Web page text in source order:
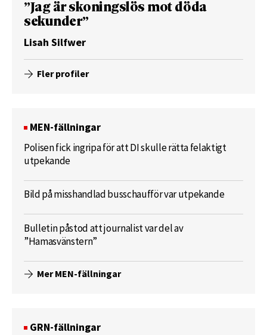
”Jag är skoningslös mot döda
sekunder”
Lisah Silfwer
Fler profiler
MEN-fällningar
Polisen fick ingripa för att DI skulle rätta felaktigt
utpekande
Bild på misshandlad busschaufför var utpekande
Bulletin påstod att journalist var del av
”Hamasvänstern”
Mer MEN-fällningar
GRN-fällningar